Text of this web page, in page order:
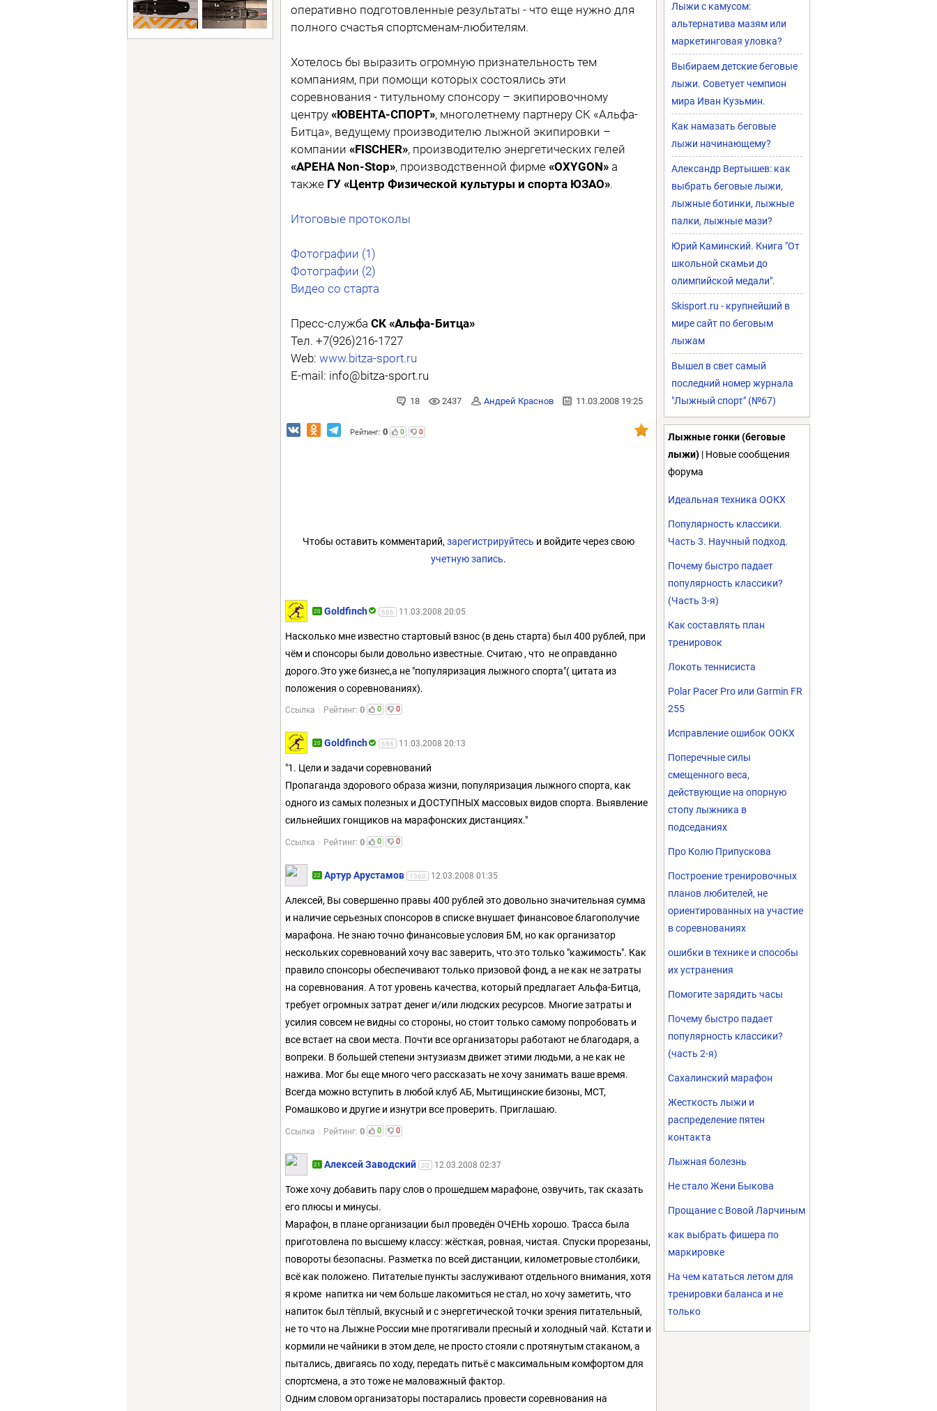
оперативно подготовленные результаты - что еще нужно для
полного счастья спортсменам-любителям.
Хотелось бы выразить огромную признательность тем
компаниям, при помощи которых состоялись эти
соревнования - титульному спонсору – экипировочному
центру «ЮВЕНТА-СПОРТ», многолетнему партнеру СК «Альфа-
Битца», ведущему производителю лыжной экипировки –
компании «FISCHER», производителю энергетических гелей
«АРЕНА Non-Stop», производственной фирме «OXYGON» а
также ГУ «Центр Физической культуры и спорта ЮЗАО».
Итоговые протоколы
Фотографии (1)
Фотографии (2)
Видео со старта
Пресс-служба СК «Альфа-Битца»
Тел. +7(926)216-1727
Web: www.bitza-sport.ru
E-mail: info@bitza-sport.ru
18 2437 Андрей Краснов 11.03.2008 19:25
Рейтинг: 0 0 0
Чтобы оставить комментарий, зарегистрируйтесь и войдите через свою
учетную запись.
20 Goldfinch 686 11.03.2008 20:05
Насколько мне известно стартовый взнос (в день старта) был 400 рублей, при
чём и спонсоры были довольно известные. Считаю , что не оправданно
дорого.Это уже бизнес,а не "популяризация лыжного спорта"( цитата из
положения о соревнованиях).
Ссылка Рейтинг: 0 0 0
20 Goldfinch 686 11.03.2008 20:13
"1. Цели и задачи соревнований
Пропаганда здорового образа жизни, популяризация лыжного спорта, как
одного из самых полезных и ДОСТУПНЫХ массовых видов спорта. Выявление
сильнейших гонщиков на марафонских дистанциях."
Ссылка Рейтинг: 0 0 0
22 Артур Арустамов 1360 12.03.2008 01:35
Алексей, Вы совершенно правы 400 рублей это довольно значительная сумма
и наличие серьезных спонсоров в списке внушает финансовое благополучие
марафона. Не знаю точно финансовые условия БМ, но как организатор
нескольких соревнований хочу вас заверить, что это только "кажимость". Как
правило спонсоры обеспечивают только призовой фонд, а не как не затраты
на соревнования. А тот уровень качества, который предлагает Альфа-Битца,
требует огромных затрат денег и/или людских ресурсов. Многие затраты и
усилия совсем не видны со стороны, но стоит только самому попробовать и
все встает на свои места. Почти все организаторы работают не благодаря, а
вопреки. В большей степени энтузиазм движет этими людьми, а не как не
нажива. Мог бы еще много чего рассказать не хочу занимать ваше время.
Всегда можно вступить в любой клуб АБ, Мытищинские бизоны, МСТ,
Ромашково и другие и изнутри все проверить. Приглашаю.
Ссылка Рейтинг: 0 0 0
21 Алексей Заводский 30 12.03.2008 02:37
Тоже хочу добавить пару слов о прошедшем марафоне, озвучить, так сказать
его плюсы и минусы.
Марафон, в плане организации был проведён ОЧЕНЬ хорошо. Трасса была
приготовлена по высшему классу: жёсткая, ровная, чистая. Спуски прорезаны,
повороты безопасны. Разметка по всей дистанции, километровые столбики,
всё как положено. Питателые пункты заслуживают отдельного внимания, хотя
я кроме напитка ни чем больше лакомиться не стал, но хочу заметить, что
напиток был тёплый, вкусный и с энергетической точки зрения питательный,
не то что на Лыжне России мне протягивали пресный и холодный чай. Кстати и
кормили не чайники в этом деле, не просто стояли с протянутым стаканом, а
пытались, двигаясь по ходу, передать питьё с максимальным комфортом для
спортсмена, а это тоже не маловажный фактор.
Одним словом организаторы постарались провести соревнования на
Лыжи с камусом:
альтернатива мазям или
маркетинговая уловка?
Выбираем детские беговые
лыжи. Советует чемпион
мира Иван Кузьмин.
Как намазать беговые
лыжи начинающему?
Александр Вертышев: как
выбрать беговые лыжи,
лыжные ботинки, лыжные
палки, лыжные мази?
Юрий Каминский. Книга "От
школьной скамьи до
олимпийской медали".
Skisport.ru - крупнейший в
мире сайт по беговым
лыжам
Вышел в свет самый
последний номер журнала
"Лыжный спорт" (№67)
Лыжные гонки (беговые
лыжи) | Новые сообщения
форума
Идеальная техника ООКХ
Популярность классики.
Часть 3. Научный подход.
Почему быстро падает
популярность классики?
(Часть 3-я)
Как составлять план
тренировок
Локоть теннисиста
Polar Pacer Pro или Garmin FR
255
Исправление ошибок ООКХ
Поперечные силы
смещенного веса,
действующие на опорную
стопу лыжника в
подседаниях
Про Колю Припускова
Построение тренировочных
планов любителей, не
ориентированных на участие
в соревнованиях
ошибки в технике и способы
их устранения
Помогите зарядить часы
Почему быстро падает
популярность классики?
(часть 2-я)
Сахалинский марафон
Жесткость лыжи и
распределение пятен
контакта
Лыжная болезнь
Не стало Жени Быкова
Прощание с Вовой Ларчиным
как выбрать фишера по
маркировке
На чем кататься летом для
тренировки баланса и не
только